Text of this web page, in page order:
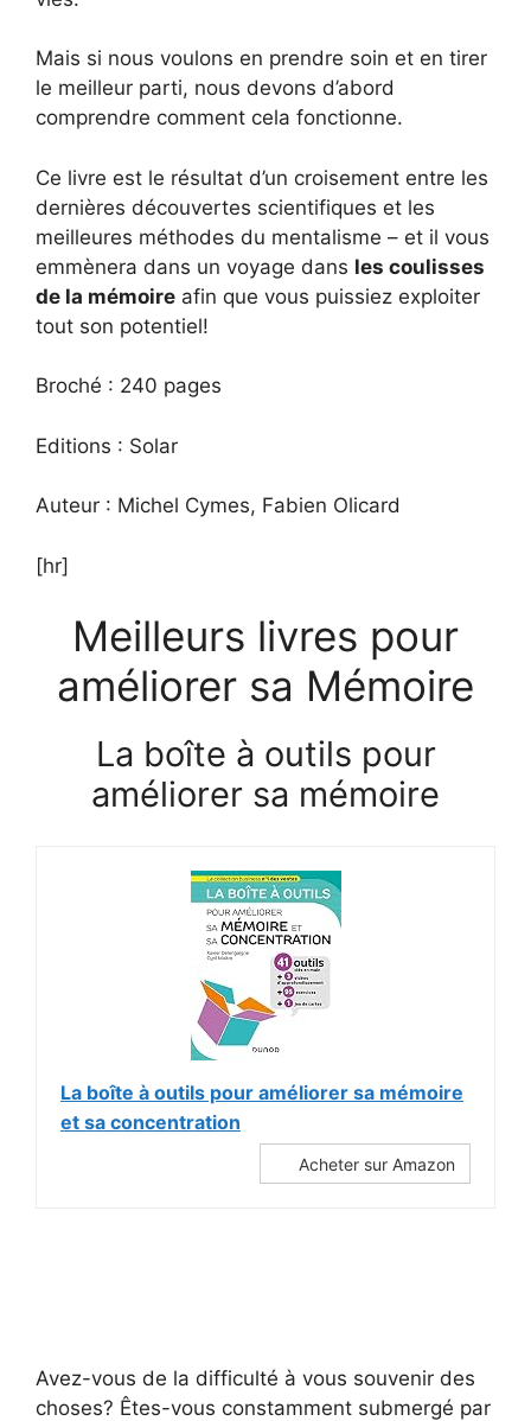
Mais si nous voulons en prendre soin et en tirer
le meilleur parti, nous devons d’abord
comprendre comment cela fonctionne.
Ce livre est le résultat d’un croisement entre les
dernières découvertes scientifiques et les
meilleures méthodes du mentalisme – et il vous
emmènera dans un voyage dans les coulisses
de la mémoire afin que vous puissiez exploiter
tout son potentiel!
Broché : 240 pages
Editions : Solar
Auteur : Michel Cymes, Fabien Olicard
[hr]
Meilleurs livres pour
améliorer sa Mémoire
La boîte à outils pour
améliorer sa mémoire
La boîte à outils pour améliorer sa mémoire
et sa concentration
Acheter sur Amazon
Avez-vous de la difficulté à vous souvenir des
choses? Êtes-vous constamment submergé par